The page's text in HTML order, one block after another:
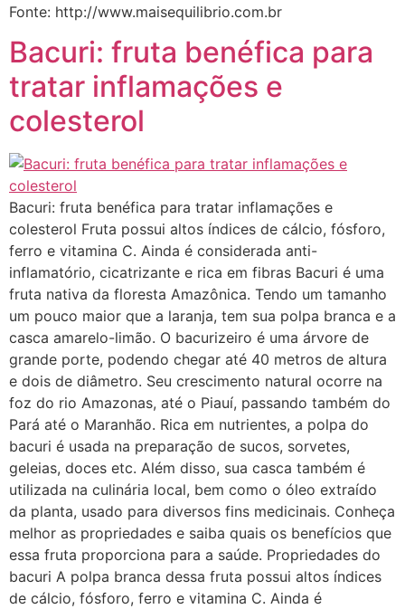
Fonte: http://www.maisequilibrio.com.br
Bacuri: fruta benéfica para
tratar inflamações e
colesterol
Bacuri: fruta benéfica para tratar inflamações e
colesterol Fruta possui altos índices de cálcio, fósforo,
ferro e vitamina C. Ainda é considerada anti-
inflamatório, cicatrizante e rica em fibras Bacuri é uma
fruta nativa da floresta Amazônica. Tendo um tamanho
um pouco maior que a laranja, tem sua polpa branca e a
casca amarelo-limão. O bacurizeiro é uma árvore de
grande porte, podendo chegar até 40 metros de altura
e dois de diâmetro. Seu crescimento natural ocorre na
foz do rio Amazonas, até o Piauí, passando também do
Pará até o Maranhão. Rica em nutrientes, a polpa do
bacuri é usada na preparação de sucos, sorvetes,
geleias, doces etc. Além disso, sua casca também é
utilizada na culinária local, bem como o óleo extraído
da planta, usado para diversos fins medicinais. Conheça
melhor as propriedades e saiba quais os benefícios que
essa fruta proporciona para a saúde. Propriedades do
bacuri A polpa branca dessa fruta possui altos índices
de cálcio, fósforo, ferro e vitamina C. Ainda é